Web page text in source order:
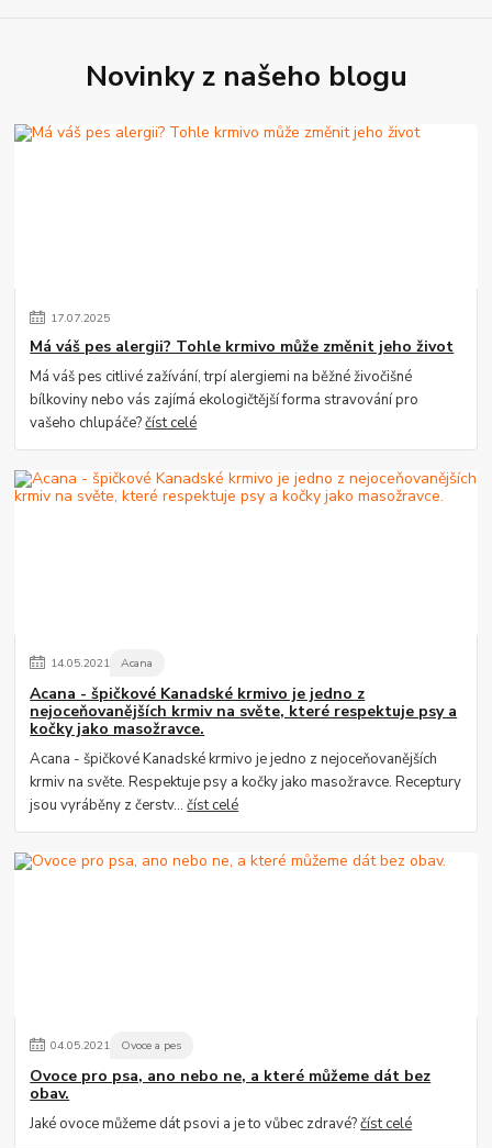
Novinky z našeho blogu
17.07.2025
Má váš pes alergii? Tohle krmivo může změnit jeho život
Má váš pes citlivé zažívání, trpí alergiemi na běžné živočišné
bílkoviny nebo vás zajímá ekologičtější forma stravování pro
vašeho chlupáče?číst celé
14.05.2021 Acana
Acana - špičkové Kanadské krmivo je jedno z
nejoceňovanějších krmiv na světe, které respektuje psy a
kočky jako masožravce.
Acana - špičkové Kanadské krmivo je jedno z nejoceňovanějších
krmiv na světe. Respektuje psy a kočky jako masožravce. Receptury
jsou vyráběny z čerstv...číst celé
04.05.2021 Ovoce a pes
Ovoce pro psa, ano nebo ne, a které můžeme dát bez
obav.
Jaké ovoce můžeme dát psovi a je to vůbec zdravé?číst celé